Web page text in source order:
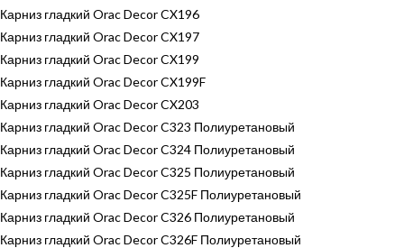
Карниз гладкий Orac Decor CX196
Карниз гладкий Orac Decor CX197
Карниз гладкий Orac Decor CX199
Карниз гладкий Orac Decor CX199F
Карниз гладкий Orac Decor CX203
Карниз гладкий Orac Decor C323 Полиуретановый
Карниз гладкий Orac Decor C324 Полиуретановый
Карниз гладкий Orac Decor C325 Полиуретановый
Карниз гладкий Orac Decor C325F Полиуретановый
Карниз гладкий Orac Decor C326 Полиуретановый
Карниз гладкий Orac Decor C326F Полиуретановый